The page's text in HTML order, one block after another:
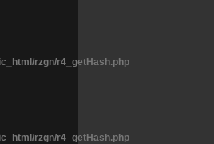
rzgn/r4_getHash.php
rzgn/r4_getHash.php